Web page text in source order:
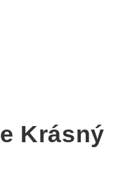
Krásný